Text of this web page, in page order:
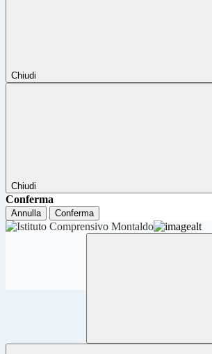
Chiudi
Chiudi
Conferma
Annulla Conferma